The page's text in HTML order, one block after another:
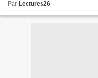
Par Lectures26